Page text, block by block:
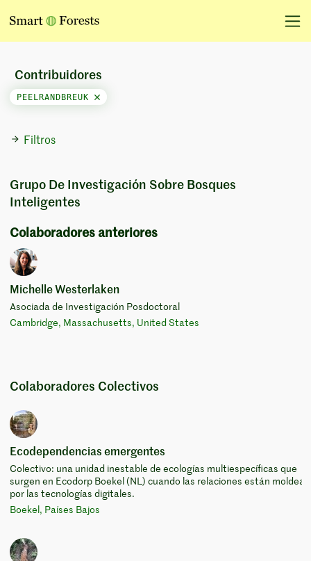
Filtros
Contribuidores
PEELRANDBREUK
Grupo De Investigación Sobre Bosques
Inteligentes
Colaboradores anteriores
Michelle Westerlaken
Asociada de Investigación Posdoctoral
Cambridge, Massachusetts, United States
Colaboradores Colectivos
Ecodependencias emergentes
Colectivo: una unidad inestable de ecologías multiespecíficas que
surgen en Ecodorp Boekel (NL) cuando las relaciones están
por las tecnologías digitales.
Boekel, Países Bajos